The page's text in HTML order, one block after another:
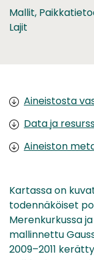
Mallit,
Lajit
Aineistosta
Data ja
Aineiston
Kartassa on
todennäköiset
Merenkurkussa
mallinnettu
2009–2011